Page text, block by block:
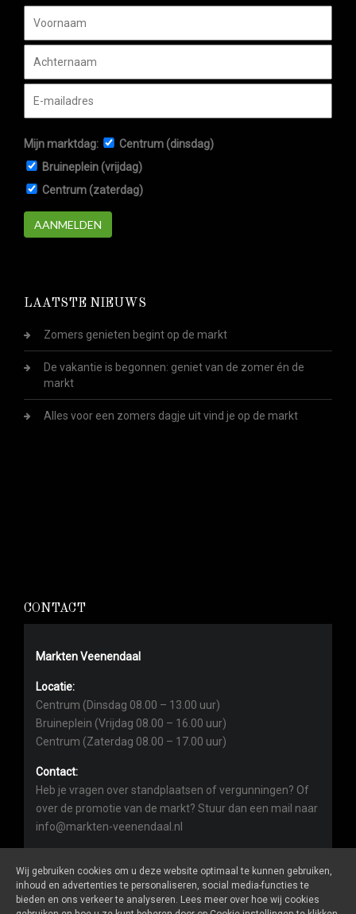
Mijn marktdag:
Centrum (dinsdag)
Bruineplein (vrijdag)
Centrum (zaterdag)
AANMELDEN
LAATSTE NIEUWS
Zomers genieten begint op de markt
De vakantie is begonnen: geniet van de zomer én de
markt
Alles voor een zomers dagje uit vind je op de markt
CONTACT
Markten Veenendaal
Locatie:
Centrum (Dinsdag 08.00 – 13.00 uur)
Bruineplein (Vrijdag 08.00 – 16.00 uur)
Centrum (Zaterdag 08.00 – 17.00 uur)
Contact:
Heb je vragen over standplaatsen of vergunningen? Of
over de promotie van de markt? Stuur dan een mail naar
info@markten-veenendaal.nl
Wij gebruiken cookies om u deze website optimaal te kunnen gebruiken,
inhoud en advertenties te personaliseren, social media-functies te
bieden en ons verkeer te analyseren. Lees meer over hoe wij cookies